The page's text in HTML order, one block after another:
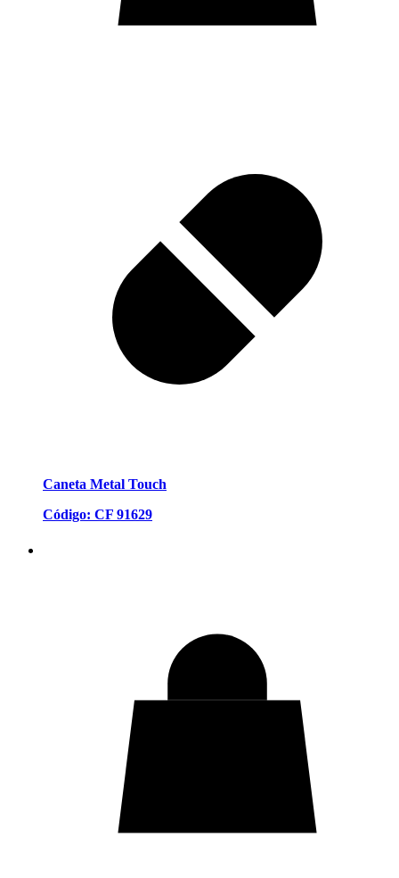
Caneta Metal Touch
Código: CF 91629